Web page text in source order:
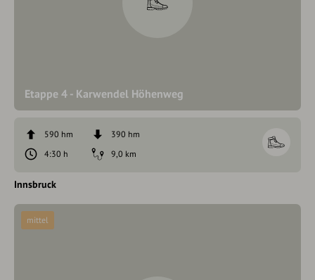
Etappe 4 - Karwendel Höhenweg
590 hm
390 hm
4:30 h
9,0 km
Innsbruck
mittel